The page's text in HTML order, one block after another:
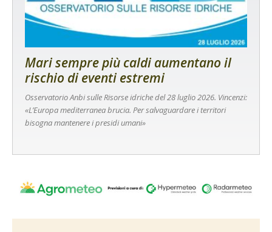
Mari sempre più caldi aumentano il
rischio di eventi estremi
Osservatorio Anbi sulle Risorse idriche del 28 luglio 2026. Vincenzi:
«L’Europa mediterranea brucia. Per salvaguardare i territori
bisogna mantenere i presidi umani»